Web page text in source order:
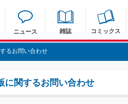
ニュース 雑誌 コミックス
るお問い合わせ
に関するお問い合わせ